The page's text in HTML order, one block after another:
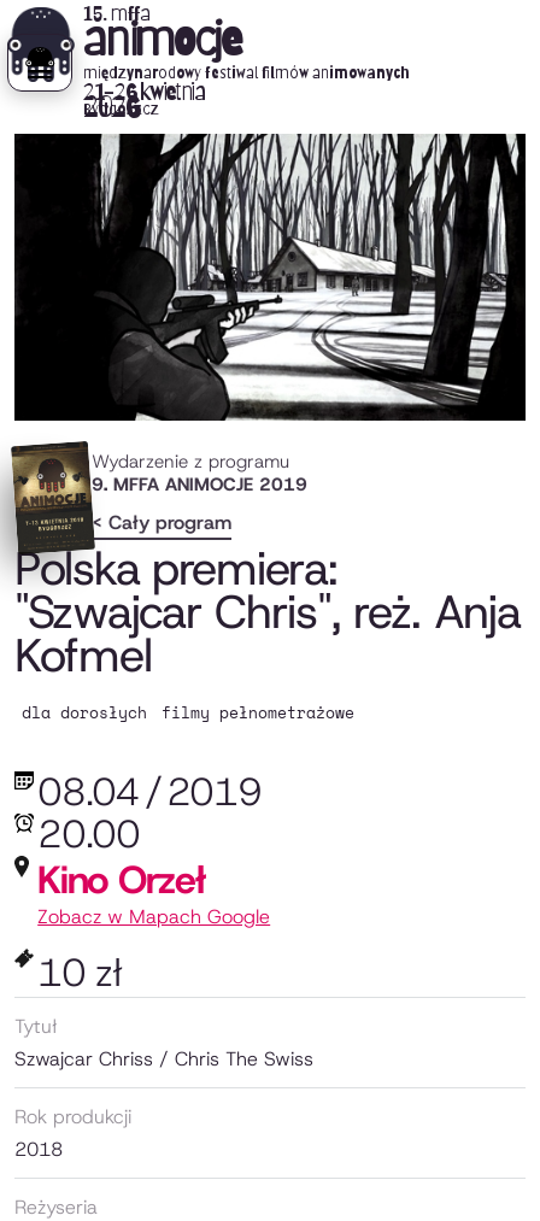
15. mffa
animocje
2026
międzynarodowy festiwal filmów animowanych
21-26 kwietnia
Bydgoszcz
Wydarzenie z programu
9. MFFA ANIMOCJE 2019
< Cały program
Polska premiera:
"Szwajcar Chris", reż. Anja
Kofmel
dla dorosłych filmy pełnometrażowe
08.04/2019
20.00
Kino Orzeł
Zobacz w Mapach Google
10 zł
Tytuł
Szwajcar Chriss / Chris The Swiss
Rok produkcji
2018
Reżyseria